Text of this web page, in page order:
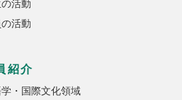
活動
活動
紹介
・国際文化領域